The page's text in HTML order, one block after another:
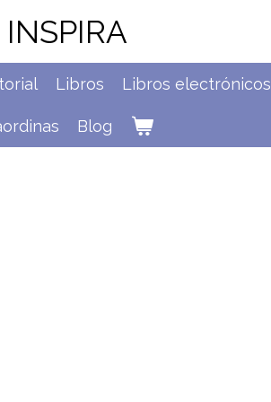
Libros Libros electrónicos
Blog